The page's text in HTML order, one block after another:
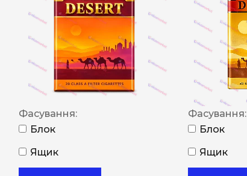
Фасування:
Блок
Ящик
Фасування:
Блок
Ящик